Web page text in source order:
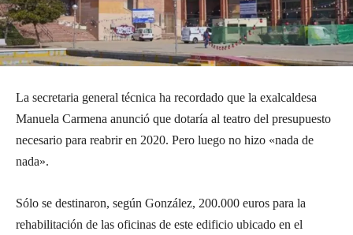
La secretaria general técnica ha recordado que la exalcaldesa
Manuela Carmena anunció que dotaría al teatro del presupuesto
necesario para reabrir en 2020. Pero luego no hizo «nada de
nada».
Sólo se destinaron, según González, 200.000 euros para la
rehabilitación de las oficinas de este edificio ubicado en el